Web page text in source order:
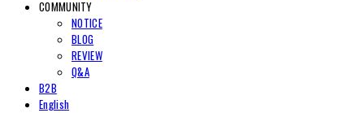
COMMUNITY
NOTICE
BLOG
REVIEW
Q&A
B2B
English